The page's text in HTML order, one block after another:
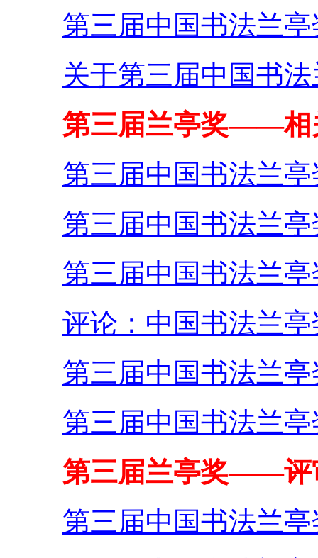
第三届中国书法兰
关于第三届中国书
第三届兰亭奖——相
第三届中国书法兰
第三届中国书法兰
第三届中国书法兰
评论：中国书法兰
第三届中国书法兰
第三届中国书法兰
第三届兰亭奖——评
第三届中国书法兰